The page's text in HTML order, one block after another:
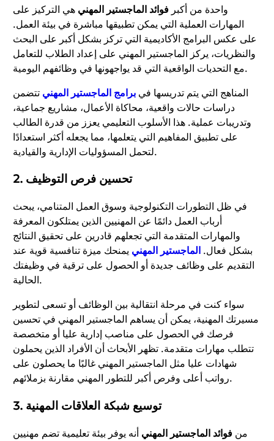
واحدة من أكبر فوائد الماجستير المهني هي التركيز على
المهارات العملية التي يمكن تطبيقها مباشرة في بيئة العمل.
على عكس البرامج الأكاديمية التي تركز بشكل أكبر على البحث
والنظريات، يركز الماجستير المهني على إعداد الطلاب للتعامل
مع التحديات الواقعية التي قد يواجهونها في وظائفهم اليومية.
المناهج التي يتم تدريسها في برامج الماجستير المهني تتضمن
دراسات حالات واقعية، محاكاة الأعمال، مشاريع جماعية،
وتدريبات عملية. هذا الأسلوب التعليمي يعزز من قدرة الطالب
على تطبيق المفاهيم التي يتعلمها، مما يجعله أكثر استعدادًا
لتحمل المسؤوليات الإدارية والقيادية.
2. تحسين فرص التوظيف
في ظل التطورات التكنولوجية وسوق العمل المتنامي، يبحث
أرباب العمل دائمًا عن المهنيين الذين يمتلكون المعرفة
والمهارات المتقدمة التي تجعلهم قادرين على تحقيق النتائج
بشكل فعال. الماجستير المهني يمنحك ميزة تنافسية قوية عند
التقديم على وظائف جديدة أو الحصول على ترقية في وظيفتك
الحالية.
سواء كنت في مرحلة انتقالية بين الوظائف أو تسعى لتطوير
مسيرتك المهنية، يمكن أن يساهم الماجستير المهني في تحسين
فرصك في الحصول على مناصب إدارية عليا أو متخصصة
تتطلب مهارات متقدمة. تظهر الأبحاث أن الأفراد الذين يحملون
شهادات عليا مثل الماجستير المهني غالبًا ما يحصلون على
رواتب أعلى وفرص أكبر للتطور المهني مقارنة بزملائهم.
3. توسيع شبكة العلاقات المهنية
من فوائد الماجستير المهني أنه يوفر بيئة تعليمية تضم مهنيين